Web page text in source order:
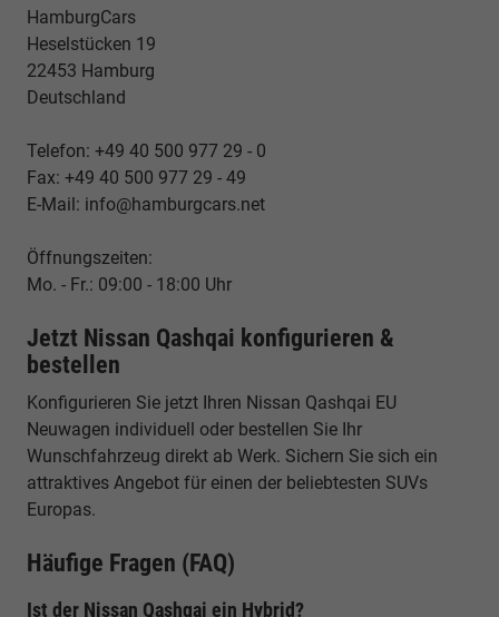
HamburgCars
Heselstücken 19
22453 Hamburg
Deutschland
Telefon: +49 40 500 977 29 - 0
Fax: +49 40 500 977 29 - 49
E-Mail: info@hamburgcars.net
Öffnungszeiten:
Mo. - Fr.: 09:00 - 18:00 Uhr
Jetzt Nissan Qashqai konfigurieren &
bestellen
Konfigurieren Sie jetzt Ihren Nissan Qashqai EU
Neuwagen individuell oder bestellen Sie Ihr
Wunschfahrzeug direkt ab Werk. Sichern Sie sich ein
attraktives Angebot für einen der beliebtesten SUVs
Europas.
Häufige Fragen (FAQ)
Ist der Nissan Qashqai ein Hybrid?